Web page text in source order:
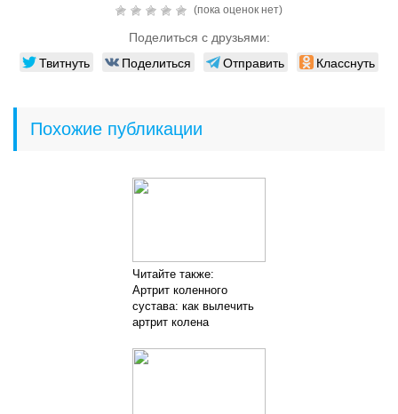
(пока оценок нет)
Поделиться с друзьями:
Твитнуть Поделиться Отправить Класснуть
Похожие публикации
Читайте также:
Артрит коленного
сустава: как вылечить
артрит колена